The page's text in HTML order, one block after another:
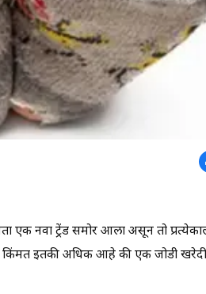
नवा ट्रेंड समोर आला असून तो
इतकी अधिक आहे की एक जोडी खरेदी